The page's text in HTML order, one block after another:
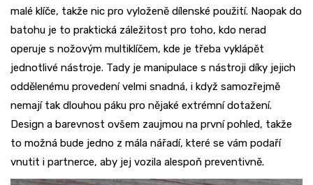
malé klíče, takže nic pro vyloženě dílenské použití. Naopak do
batohu je to praktická záležitost pro toho, kdo nerad
operuje s nožovým multiklíčem, kde je třeba vyklápět
jednotlivé nástroje. Tady je manipulace s nástroji díky jejich
oddělenému provedení velmi snadná, i když samozřejmě
nemají tak dlouhou páku pro nějaké extrémní dotažení.
Design a barevnost ovšem zaujmou na první pohled, takže
to možná bude jedno z mála nářadí, které se vám podaří
vnutit i partnerce, aby jej vozila alespoň preventivně.